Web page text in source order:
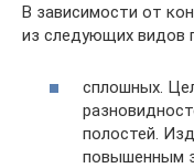
В зависимости от
из следующих видов
сплошных.
полостей.
повышенным